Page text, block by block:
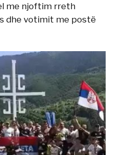
me njoftim rreth
dhe votimit me postë